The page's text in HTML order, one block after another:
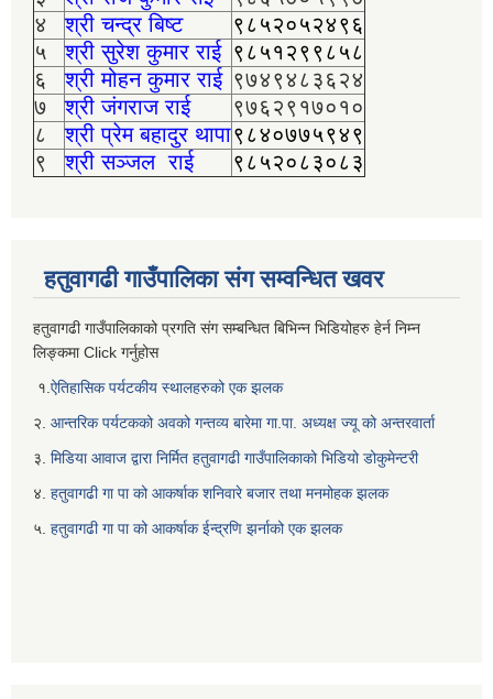
४
श्री चन्द्र बिष्ट
९८५२०५२४९६
५
श्री सुरेश कुमार राई ९८५१२९९८५८
६
श्री मोहन कुमार राई ९७४९४८३६२४
७
श्री जंगराज राई
९७६२९१७०१०
८
श्री प्रेम बहादुर थापा९८४०७७५९४९
९
श्री सञ्जल राई ९८५२०८३०८३
हतुवागढी गाउँपालिका संग सम्वन्धित खवर
हतुवागढी गाउँपालिकाको प्रगति संग सम्बन्धित बिभिन्‍न भिडियोहरु हेर्न निम्‍न
लिङ्कमा Click गर्नुहोस
१. ऐतिहासिक पर्यटकीय स्थालहरुको एक झलक
२. आन्तरिक पर्यटकको अवको गन्तव्य बारेमा गा.पा. अध्यक्ष ज्यू को अन्तरवार्ता
३. मिडिया आवाज द्वारा निर्मित हतुवागढी गाउँपालिकाको भिडियो डोकुमेन्टरी
४. हतुवागढी गा‌ पा को आकर्षाक शनिवारे बजार तथा मनमोहक झलक
५. हतुवागढी गा‌ पा को आकर्षाक ईन्द्रणि झर्नाको एक झलक